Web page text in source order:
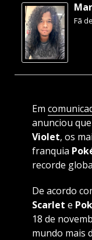
Fã
Em
anunciou que
Violet, os
franquia
recorde
De acordo
Scarlet e
18 de
mundo mais